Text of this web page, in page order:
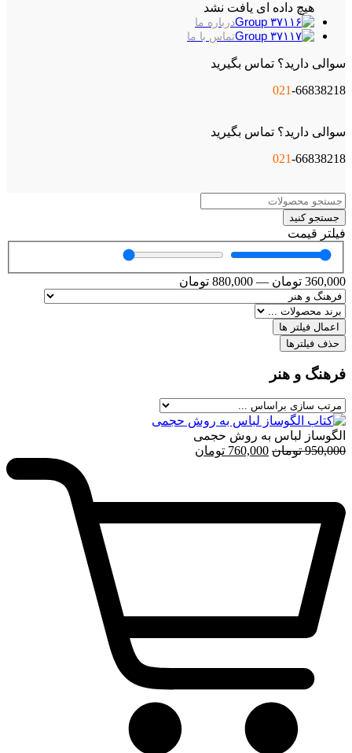
هیچ داده ای یافت نشد
درباره ما
تماس با ما
سوالی دارید؟ تماس بگیرید
021-66838218
سوالی دارید؟ تماس بگیرید
021-66838218
جستجو کنید
فیلتر قیمت
360,000 تومان —
880,000 تومان
اعمال فیلتر ها
حذف فیلترها
فرهنگ و هنر
الگوساز لباس به روش حجمی
950,000 تومان قیمت
760,000 تومان